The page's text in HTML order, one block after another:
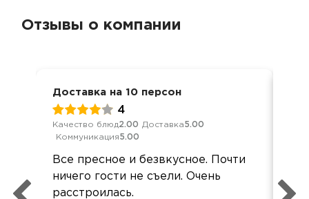
Отзывы о компании
Доставка на 10 персон
4
Качество блюд2.00 Доставка5.00
Коммуникация5.00
Все пресное и безвкусное. Почти
ничего гости не съели. Очень
расстроилась.